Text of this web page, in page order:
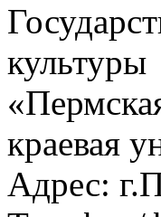
культуры
краевая
Адрес: